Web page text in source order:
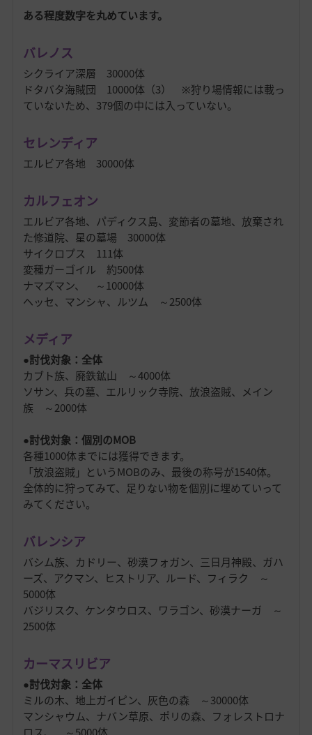
ある程度数字を丸めています。
バレノス
シクライア深層 30000体
ドタバタ海賊団 10000体（3） ※狩り場情報には載っ
ていないため、379個の中には入っていない。
セレンディア
エルビア各地 30000体
カルフェオン
エルビア各地、パディクス島、変節者の墓地、放棄され
た修道院、星の墓場 30000体
サイクロプス 111体
変種ガーゴイル 約500体
ナマズマン、 ～10000体
ヘッセ、マンシャ、ルツム ～2500体
メディア
●討伐対象：全体
カブト族、廃鉄鉱山 ～4000体
ソサン、兵の墓、エルリック寺院、放浪盗賊、メイン
族 ～2000体
●討伐対象：個別のMOB
各種1000体までには獲得できます。
「放浪盗賊」というMOBのみ、最後の称号が1540体。
全体的に狩ってみて、足りない物を個別に埋めていって
みてください。
バレンシア
バシム族、カドリー、砂漠フォガン、三日月神殿、ガハ
ーズ、アクマン、ヒストリア、ルード、フィラク ～
5000体
バジリスク、ケンタウロス、ワラゴン、砂漠ナーガ ～
2500体
カーマスリビア
●討伐対象：全体
ミルの木、地上ガイピン、灰色の森 ～30000体
マンシャウム、ナバン草原、ポリの森、フォレストロナ